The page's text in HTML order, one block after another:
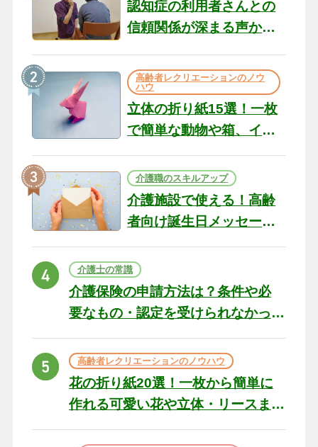
認知症の利用者さんとの
信頼関係が深まる声かけ
の現場から（22）
高齢者レクリエーションのノウ
ハウ
立体の折り紙15選！一枚
で簡単な動物や箱、イン
介護職のスキルアップ
介護施設で使える！高齢
者向け誕生日メッセージ
ト
介護士の常識
介護保険の申請方法は？条件や必
要なもの・認定を受けられなかっ
高齢者レクリエーションのノウハウ
花の折り紙20選！一枚から簡単に
作れる可愛い花や立体・リースま